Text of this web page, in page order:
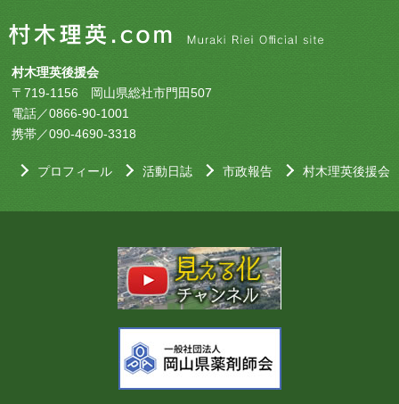
村木理英後援会
〒719-1156 岡山県総社市門田507
電話／0866-90-1001
携帯／090-4690-3318
プロフィール 活動日誌 市政報告 村木理英後援会